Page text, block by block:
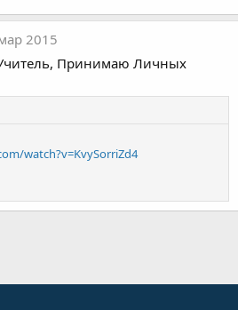
2015
Принимаю Личных
watch?v=KvySorriZd4